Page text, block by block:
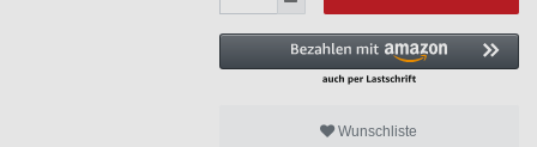
Wunschliste